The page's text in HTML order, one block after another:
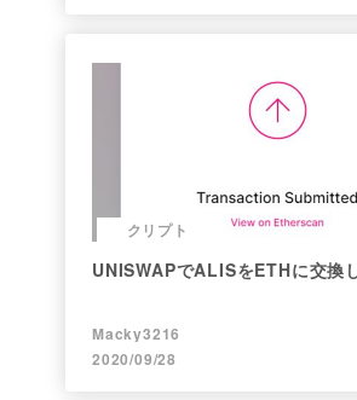
クリプト
UNISWAPでALISをETHに交換
Macky3216
2020/09/28